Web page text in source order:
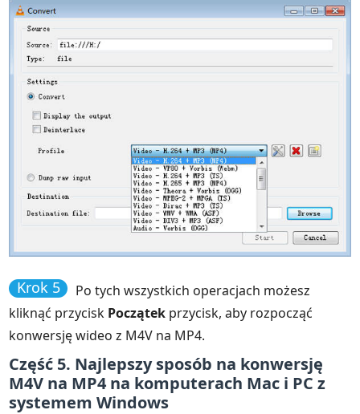
Krok 5
Po tych wszystkich operacjach możesz
kliknąć przycisk Początek przycisk, aby rozpocząć
konwersję wideo z M4V na MP4.
Część 5. Najlepszy sposób na konwersję
M4V na MP4 na komputerach Mac i PC z
systemem Windows